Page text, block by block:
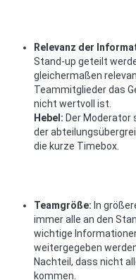
Relevanz der
Stand-up geteilt
gleichermaßen
Teammitglieder das
nicht wertvoll ist.
Hebel: Der Moderator
der
die kurze Timebox.
Teamgröße: In
immer alle an den
wichtige
weitergegeben
Nachteil, dass nicht
kommen.